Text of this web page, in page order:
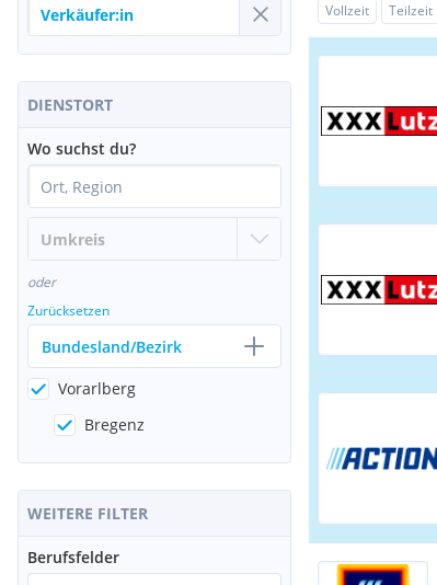
DIENSTORT
Wo suchst du?
oder
Zurücksetzen
Bundesland/Bezirk
Vorarlberg
Bregenz
WEITERE FILTER
Berufsfelder
Vollzeit
Teilzeit